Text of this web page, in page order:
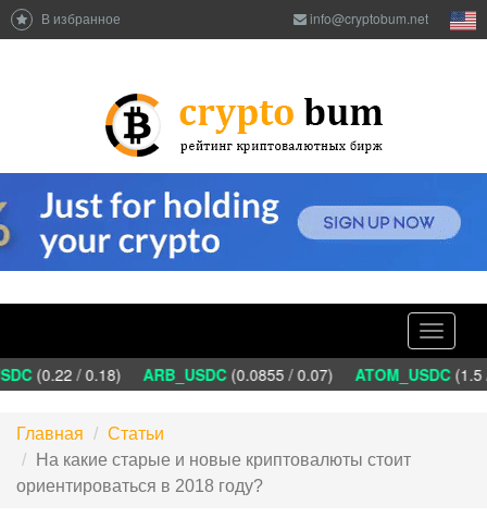
В избранное info@cryptobum.net
Toggle
(0.22 / 0.18) ARB_USDC(0.0855 / 0.07) ATOM_USDC(1.5
Главная
Статьи
На какие старые и новые криптовалюты стоит
ориентироваться в 2018 году?